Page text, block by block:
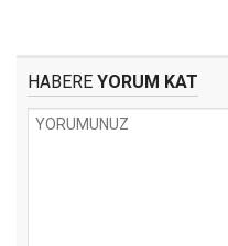
HABERE YORUM KAT